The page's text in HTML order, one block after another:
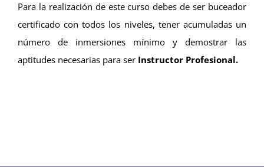
Para la realización de este curso debes de ser buceador
certificado con todos los niveles, tener acumuladas un
número de inmersiones mínimo y demostrar las
aptitudes necesarias para ser Instructor Profesional.